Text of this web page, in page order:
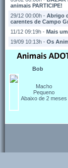
animais PARTICIPE!
29/12 00:00h - Abrigo
carentes de Campo
11/12 09:19h - Mais
19/09 10:13h - Os
Bob
Macho
Pequeno
Abaixo de 2 meses